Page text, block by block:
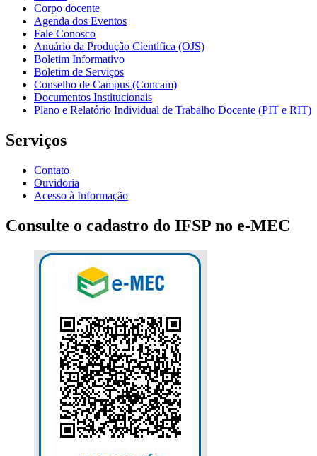
Corpo docente
Agenda dos Eventos
Fale Conosco
Anuário da Produção Científica (OJS)
Boletim Informativo
Boletim de Serviços
Conselho de Campus (Concam)
Documentos Institucionais
Plano e Relatório Individual de Trabalho Docente (PIT e RIT)
Serviços
Contato
Ouvidoria
Acesso à Informação
Consulte o cadastro do IFSP no e-MEC